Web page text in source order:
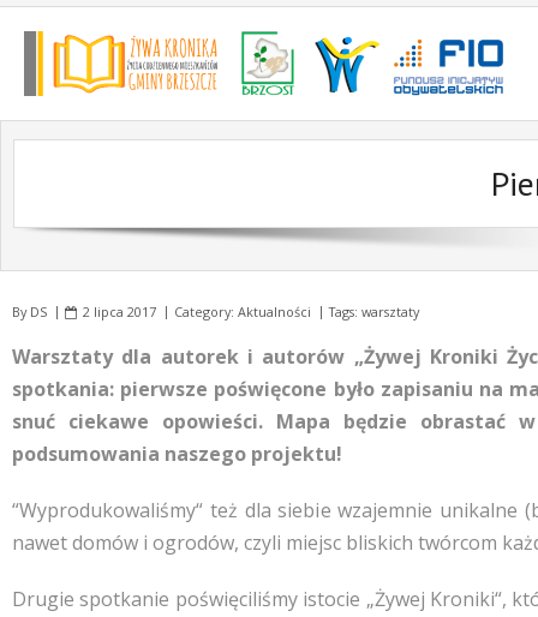
Skip
By DS 2 lipca 2017 Category: Aktualności Tags: warsztaty
Warsztaty dla autorek i autorów „Żywej Kroniki
spotkania: pierwsze poświęcone było zapisaniu na
snuć ciekawe opowieści. Mapa będzie obrastać
podsumowania naszego projektu!
“Wyprodukowaliśmy“ też dla siebie wzajemnie
nawet domów i ogrodów, czyli miejsc bliskich twórcom
Drugie spotkanie poświęciliśmy istocie „Żywej Kroniki“,